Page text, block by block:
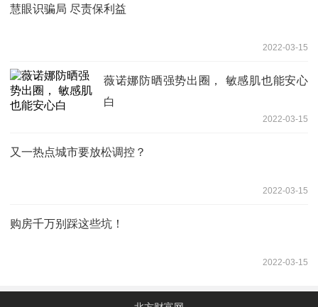
慧眼识骗局 尽责保利益
2022-03-15
薇诺娜防晒强势出圈， 敏感肌也能安心
白
2022-03-15
又一热点城市要放松调控？
2022-03-15
购房千万别踩这些坑！
2022-03-15